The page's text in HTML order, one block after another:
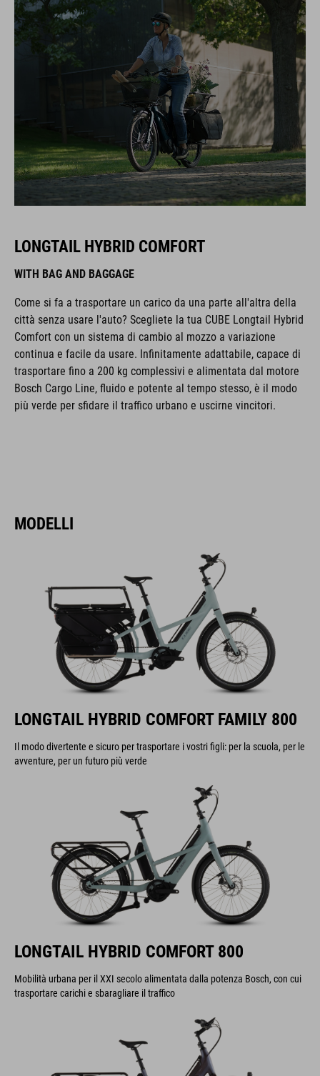
LONGTAIL HYBRID COMFORT
WITH BAG AND BAGGAGE
Come si fa a trasportare un carico da una parte all'altra della
città senza usare l'auto? Scegliete la tua CUBE Longtail Hybrid
Comfort con un sistema di cambio al mozzo a variazione
continua e facile da usare. Infinitamente adattabile, capace di
trasportare fino a 200 kg complessivi e alimentata dal motore
Bosch Cargo Line, fluido e potente al tempo stesso, è il modo
più verde per sfidare il traffico urbano e uscirne vincitori.
MODELLI
LONGTAIL HYBRID COMFORT FAMILY 800
Il modo divertente e sicuro per trasportare i vostri figli: per la scuola, per le
avventure, per un futuro più verde
LONGTAIL HYBRID COMFORT 800
Mobilità urbana per il XXI secolo alimentata dalla potenza Bosch, con cui
trasportare carichi e sbaragliare il traffico